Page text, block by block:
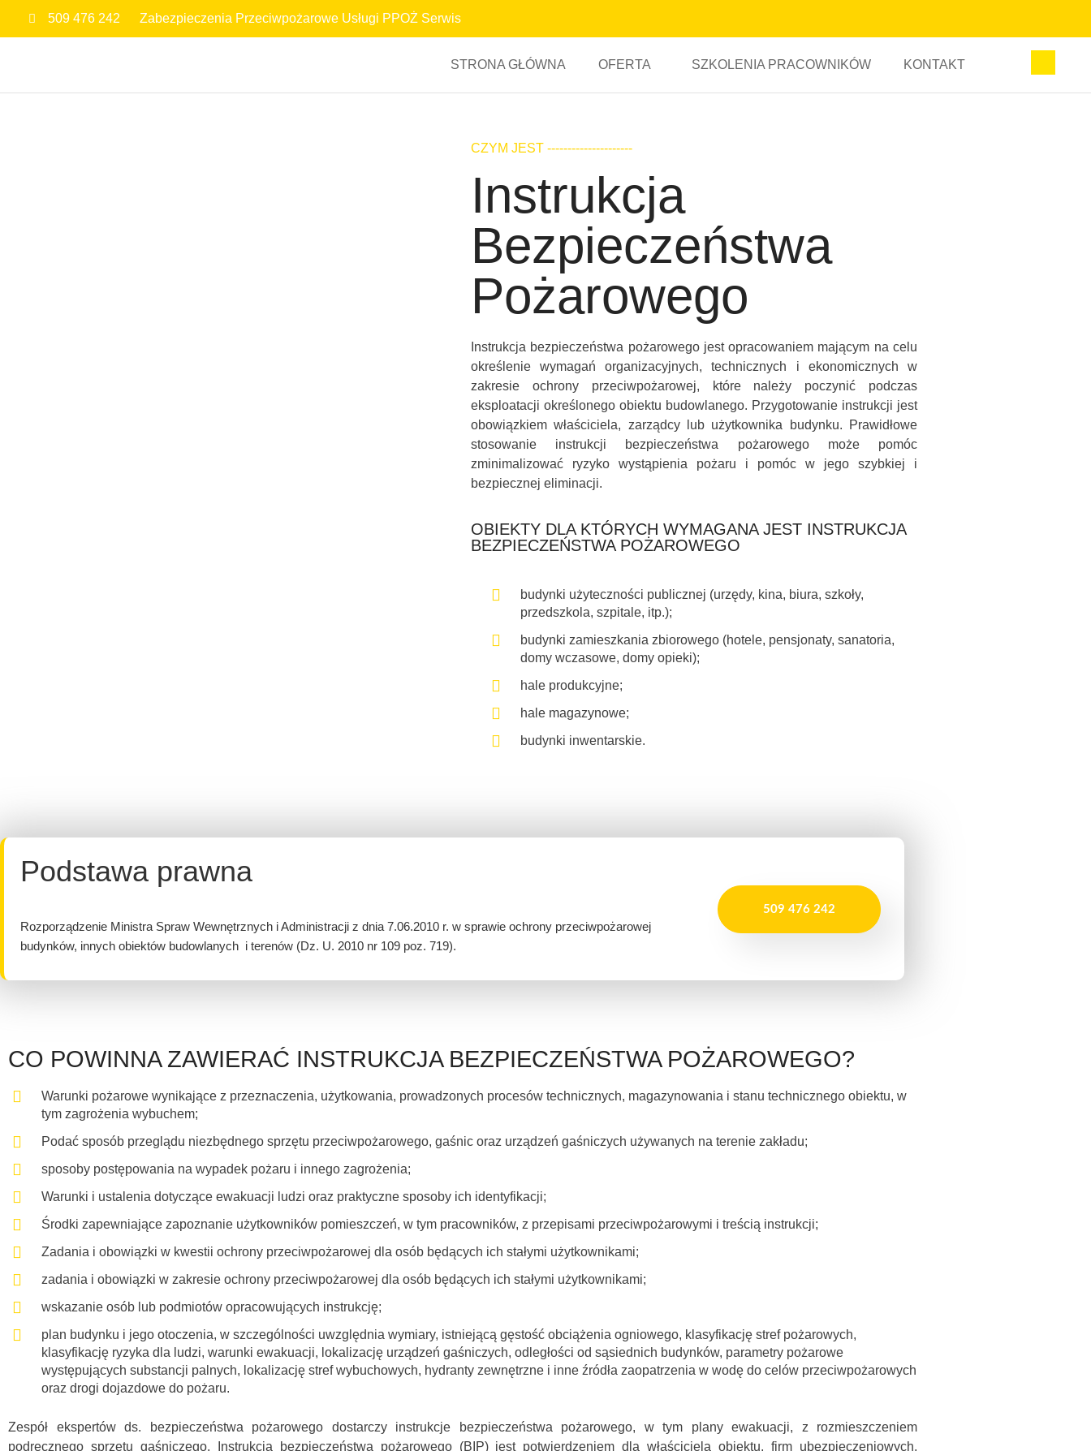
509 476 242 Zabezpieczenia Przeciwpożarowe Usługi PPOŻ Serwis
STRONA GŁÓWNA OFERTA SZKOLENIA PRACOWNIKÓW KONTAKT
CZYM JEST ---------------------
Instrukcja
Bezpieczeństwa
Pożarowego
Instrukcja bezpieczeństwa pożarowego jest opracowaniem mającym na celu
określenie wymagań organizacyjnych, technicznych i ekonomicznych w
zakresie ochrony przeciwpożarowej, które należy poczynić podczas
eksploatacji określonego obiektu budowlanego. Przygotowanie instrukcji jest
obowiązkiem właściciela, zarządcy lub użytkownika budynku. Prawidłowe
stosowanie instrukcji bezpieczeństwa pożarowego może pomóc
zminimalizować ryzyko wystąpienia pożaru i pomóc w jego szybkiej i
bezpiecznej eliminacji.
OBIEKTY DLA KTÓRYCH WYMAGANA JEST INSTRUKCJA
BEZPIECZEŃSTWA POŻAROWEGO
budynki użyteczności publicznej (urzędy, kina, biura, szkoły,
przedszkola, szpitale, itp.);
budynki zamieszkania zbiorowego (hotele, pensjonaty, sanatoria,
domy wczasowe, domy opieki);
hale produkcyjne;
hale magazynowe;
budynki inwentarskie.
Podstawa prawna
Rozporządzenie Ministra Spraw Wewnętrznych i Administracji z dnia 7.06.2010 r. w sprawie ochrony przeciwpożarowej
budynków, innych obiektów budowlanych i terenów (Dz. U. 2010 nr 109 poz. 719).
509 476 242
CO POWINNA ZAWIERAĆ INSTRUKCJA BEZPIECZEŃSTWA POŻAROWEGO?
Warunki pożarowe wynikające z przeznaczenia, użytkowania, prowadzonych procesów technicznych, magazynowania i stanu technicznego obiektu, w
tym zagrożenia wybuchem;
Podać sposób przeglądu niezbędnego sprzętu przeciwpożarowego, gaśnic oraz urządzeń gaśniczych używanych na terenie zakładu;
sposoby postępowania na wypadek pożaru i innego zagrożenia;
Warunki i ustalenia dotyczące ewakuacji ludzi oraz praktyczne sposoby ich identyfikacji;
Środki zapewniające zapoznanie użytkowników pomieszczeń, w tym pracowników, z przepisami przeciwpożarowymi i treścią instrukcji;
Zadania i obowiązki w kwestii ochrony przeciwpożarowej dla osób będących ich stałymi użytkownikami;
zadania i obowiązki w zakresie ochrony przeciwpożarowej dla osób będących ich stałymi użytkownikami;
wskazanie osób lub podmiotów opracowujących instrukcję;
plan budynku i jego otoczenia, w szczególności uwzględnia wymiary, istniejącą gęstość obciążenia ogniowego, klasyfikację stref pożarowych,
klasyfikację ryzyka dla ludzi, warunki ewakuacji, lokalizację urządzeń gaśniczych, odległości od sąsiednich budynków, parametry pożarowe
występujących substancji palnych, lokalizację stref wybuchowych, hydranty zewnętrzne i inne źródła zaopatrzenia w wodę do celów przeciwpożarowych
oraz drogi dojazdowe do pożaru.
Zespół ekspertów ds. bezpieczeństwa pożarowego dostarczy instrukcje bezpieczeństwa pożarowego, w tym plany ewakuacji, z rozmieszczeniem
podręcznego sprzętu gaśniczego. Instrukcja bezpieczeństwa pożarowego (BIP) jest potwierdzeniem dla właściciela obiektu, firm ubezpieczeniowych,